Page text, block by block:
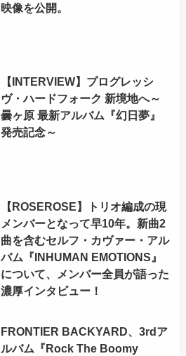
映像を公開。
【INTERVIEW】プログレッシ
ヴ・ハードフォーク 新境地へ～
曇ヶ原 最新アルバム『幻日夢』
発売記念～
【ROSEROSE】トリオ編成の現
メンバーとなって早10年。新曲2
曲を含むセルフ・カヴァー・アル
バム『INHUMAN EMOTIONS』
について、メンバー全員が語った
濃厚インタビュー！
FRONTIER BACKYARD、3rdア
ルバム『Rock The Boomy